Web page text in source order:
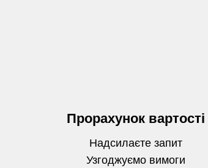
Прорахунок вартості
Надсилаєте запит
Узгоджуємо вимоги